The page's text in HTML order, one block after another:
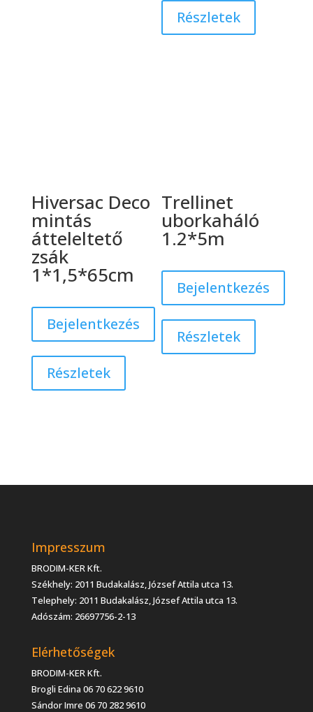
Részletek
Hiversac Deco
mintás
átteleltető
zsák
1*1,5*65cm
Bejelentkezés
Részletek
Trellinet
uborkaháló
1.2*5m
Bejelentkezés
Részletek
Impresszum
BRODIM-KER Kft.
Székhely: 2011 Budakalász, József Attila utca 13.
Telephely: 2011 Budakalász, József Attila utca 13.
Adószám: 26697756-2-13
Elérhetőségek
BRODIM-KER Kft.
Brogli Edina 06 70 622 9610
Sándor Imre 06 70 282 9610